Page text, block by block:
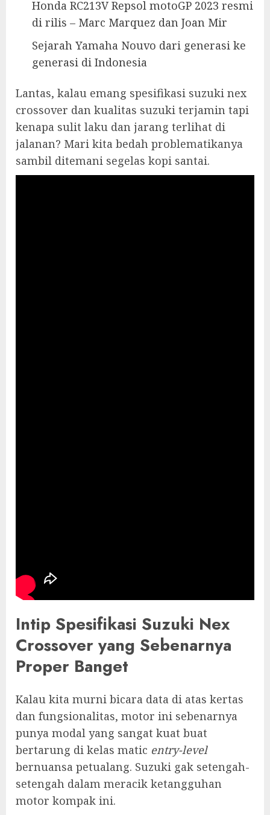
Honda RC213V Repsol motoGP 2023 resmi
di rilis – Marc Marquez dan Joan Mir
Sejarah Yamaha Nouvo dari generasi ke
generasi di Indonesia
Lantas, kalau emang spesifikasi suzuki nex
crossover dan kualitas suzuki terjamin tapi
kenapa sulit laku dan jarang terlihat di
jalanan? Mari kita bedah problematikanya
sambil ditemani segelas kopi santai.
Intip Spesifikasi Suzuki Nex
Crossover yang Sebenarnya
Proper Banget
Kalau kita murni bicara data di atas kertas
dan fungsionalitas, motor ini sebenarnya
punya modal yang sangat kuat buat
bertarung di kelas matic entry-level
bernuansa petualang. Suzuki gak setengah-
setengah dalam meracik ketangguhan
motor kompak ini.